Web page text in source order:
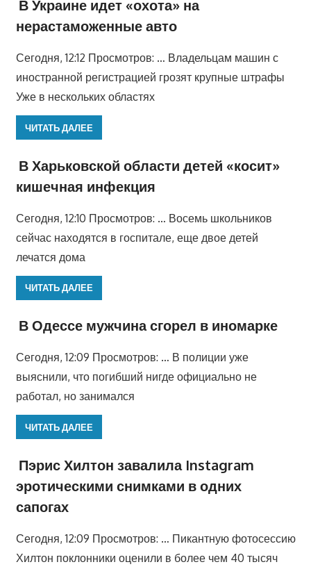
В Украине идет «охота» на
нерастаможенные авто
Сегодня, 12:12 Просмотров: … Владельцам машин с
иностранной регистрацией грозят крупные штрафы
Уже в нескольких областях
ЧИТАТЬ ДАЛЕЕ
В Харьковской области детей «косит»
кишечная инфекция
Сегодня, 12:10 Просмотров: … Восемь школьников
сейчас находятся в госпитале, еще двое детей
лечатся дома
ЧИТАТЬ ДАЛЕЕ
В Одессе мужчина сгорел в иномарке
Сегодня, 12:09 Просмотров: … В полиции уже
выяснили, что погибший нигде официально не
работал, но занимался
ЧИТАТЬ ДАЛЕЕ
Пэрис Хилтон завалила Instagram
эротическими снимками в одних
сапогах
Сегодня, 12:09 Просмотров: … Пикантную фотосессию
Хилтон поклонники оценили в более чем 40 тысяч